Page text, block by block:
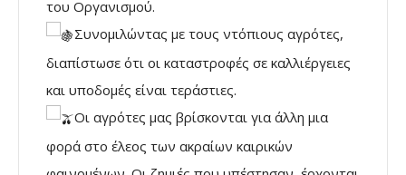
του Οργανισμού.
Συνομιλώντας με τους ντόπιους αγρότες,
διαπίστωσε ότι οι καταστροφές σε καλλιέργειες
και υποδομές είναι τεράστιες.
Οι αγρότες μας βρίσκονται για άλλη μια
φορά στο έλεος των ακραίων καιρικών